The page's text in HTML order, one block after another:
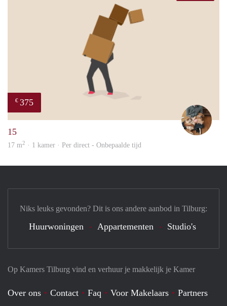
€ 375
15
17 m2 · 1 kamer · Per direct - Onbepaalde tijd
Op Kamers Tilburg vind en verhuur je makkelijk je Kamer
Over ons Contact Faq Voor Makelaars Partners
Niks leuks gevonden? Dit is ons andere aanbod in Tilburg:
Huurwoningen Appartementen Studio's